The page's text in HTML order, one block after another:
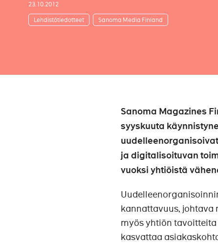
23.10.2012
Lehdistötiedotteet Sanoma Media Finland
Sanoma Magazines
syyskuuta
ja digitalisoituvan
vuoksi yhtiöistä
kannattavuus, johtava
myös yhtiön
kasvattaa